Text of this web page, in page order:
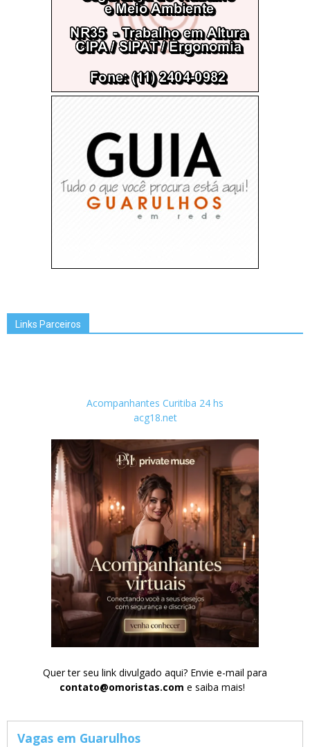
Links Parceiros
Acompanhantes Curitiba 24 hs
acg18.net
Quer ter seu link divulgado aqui? Envie e-mail para
contato@omoristas.com e saiba mais!
Vagas em Guarulhos